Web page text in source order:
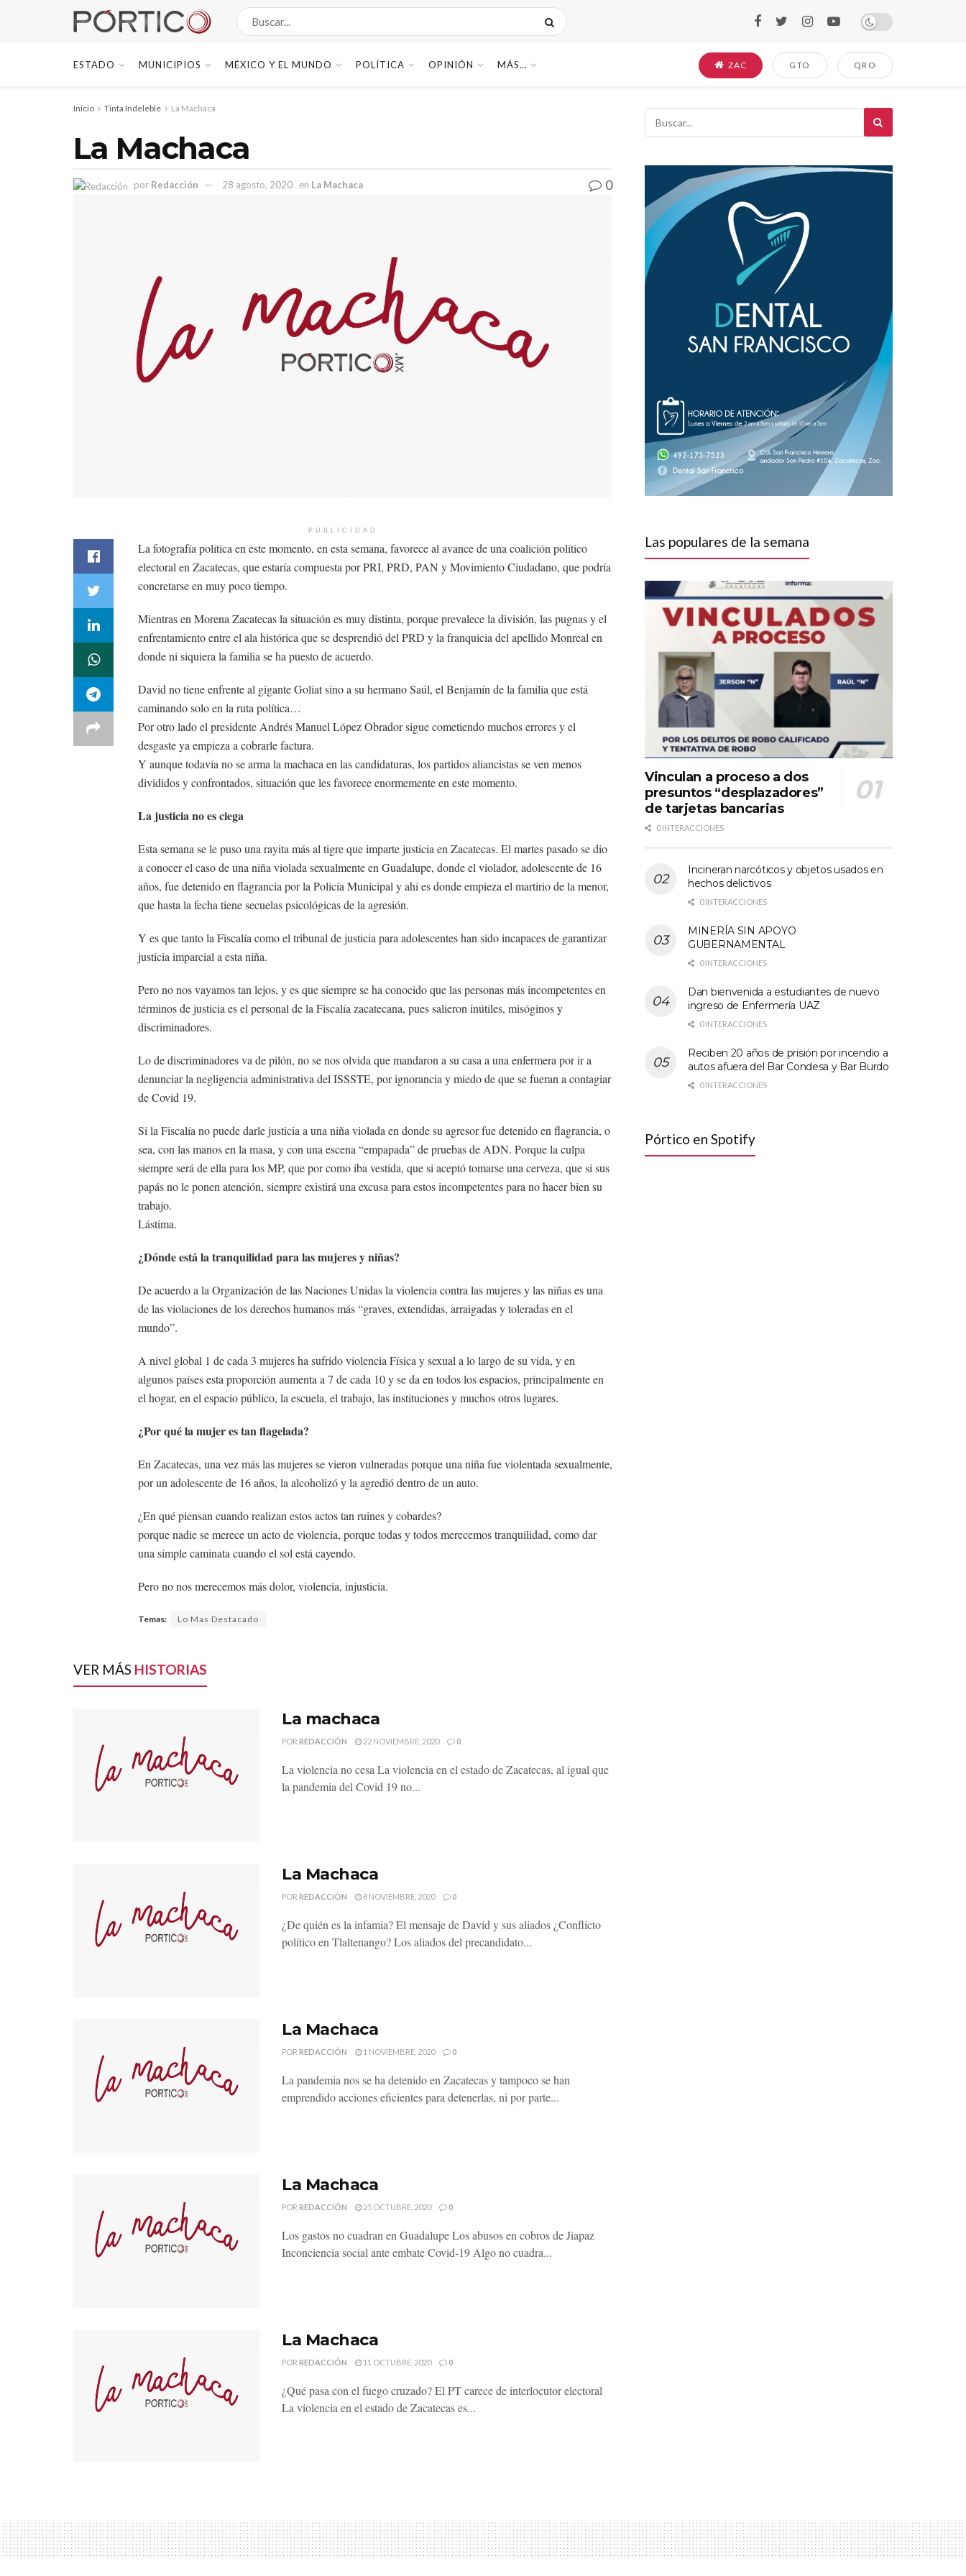
ESTADO MUNICIPIOS MÉXICO Y EL MUNDO POLÍTICA OPINIÓN MÁS… ZAC GTO QRO
Inicio Tinta Indeleble La Machaca
La Machaca
por Redacción 28 agosto, 2020 en La Machaca 0
PUBLICIDAD
La fotografía política en este momento, en esta semana, favorece al avance de una coalición político
electoral en Zacatecas, que estaría compuesta por PRI, PRD, PAN y Movimiento Ciudadano, que podría
concretarse en muy poco tiempo.
Mientras en Morena Zacatecas la situación es muy distinta, porque prevalece la división, las pugnas y el
enfrentamiento entre el ala histórica que se desprendió del PRD y la franquicia del apellido Monreal en
donde ni siquiera la familia se ha puesto de acuerdo.
David no tiene enfrente al gigante Goliat sino a su hermano Saúl, el Benjamín de la familia que está
caminando solo en la ruta política…
Por otro lado el presidente Andrés Manuel López Obrador sigue cometiendo muchos errores y el
desgaste ya empieza a cobrarle factura.
Y aunque todavía no se arma la machaca en las candidaturas, los partidos aliancistas se ven menos
divididos y confrontados, situación que les favorece enormemente en este momento.
La justicia no es ciega
Esta semana se le puso una rayita más al tigre que imparte justicia en Zacatecas. El martes pasado se dio
a conocer el caso de una niña violada sexualmente en Guadalupe, donde el violador, adolescente de 16
años, fue detenido en flagrancia por la Policía Municipal y ahí es donde empieza el martirio de la menor,
que hasta la fecha tiene secuelas psicológicas de la agresión.
Y es que tanto la Fiscalía como el tribunal de justicia para adolescentes han sido incapaces de garantizar
justicia imparcial a esta niña.
Pero no nos vayamos tan lejos, y es que siempre se ha conocido que las personas más incompetentes en
términos de justicia es el personal de la Fiscalía zacatecana, pues salieron inútiles, misóginos y
discriminadores.
Lo de discriminadores va de pilón, no se nos olvida que mandaron a su casa a una enfermera por ir a
denunciar la negligencia administrativa del ISSSTE, por ignorancia y miedo de que se fueran a contagiar
de Covid 19.
Si la Fiscalía no puede darle justicia a una niña violada en donde su agresor fue detenido en flagrancia, o
sea, con las manos en la masa, y con una escena “empapada” de pruebas de ADN. Porque la culpa
siempre será de ella para los MP, que por como iba vestida, que si aceptó tomarse una cerveza, que si sus
papás no le ponen atención, siempre existirá una excusa para estos incompetentes para no hacer bien su
trabajo.
Lástima.
¿Dónde está la tranquilidad para las mujeres y niñas?
De acuerdo a la Organización de las Naciones Unidas la violencia contra las mujeres y las niñas es una
de las violaciones de los derechos humanos más “graves, extendidas, arraigadas y toleradas en el
mundo”.
A nivel global 1 de cada 3 mujeres ha sufrido violencia Física y sexual a lo largo de su vida, y en
algunos países esta proporción aumenta a 7 de cada 10 y se da en todos los espacios, principalmente en
el hogar, en el espacio público, la escuela, el trabajo, las instituciones y muchos otros lugares.
¿Por qué la mujer es tan flagelada?
En Zacatecas, una vez más las mujeres se vieron vulneradas porque una niña fue violentada sexualmente,
por un adolescente de 16 años, la alcoholizó y la agredió dentro de un auto.
¿En qué piensan cuando realizan estos actos tan ruines y cobardes?
porque nadie se merece un acto de violencia, porque todas y todos merecemos tranquilidad, como dar
una simple caminata cuando el sol está cayendo.
Pero no nos merecemos más dolor, violencia, injusticia.
Temas: Lo Mas Destacado
VER MÁS HISTORIAS
La machaca
POR REDACCIÓN 22 NOVIEMBRE, 2020 0
La violencia no cesa La violencia en el estado de Zacatecas, al igual que
la pandemia del Covid 19 no...
La Machaca
POR REDACCIÓN 8 NOVIEMBRE, 2020 0
¿De quién es la infamia? El mensaje de David y sus aliados ¿Conflicto
político en Tlaltenango? Los aliados del precandidato...
La Machaca
POR REDACCIÓN 1 NOVIEMBRE, 2020 0
La pandemia nos se ha detenido en Zacatecas y tampoco se han
emprendido acciones eficientes para detenerlas, ni por parte...
La Machaca
POR REDACCIÓN 25 OCTUBRE, 2020 0
Los gastos no cuadran en Guadalupe Los abusos en cobros de Jiapaz
Inconciencia social ante embate Covid-19 Algo no cuadra...
La Machaca
POR REDACCIÓN 11 OCTUBRE, 2020 0
¿Qué pasa con el fuego cruzado? El PT carece de interlocutor electoral
La violencia en el estado de Zacatecas es...
Las populares de la semana
Vinculan a proceso a dos
presuntos “desplazadores”
de tarjetas bancarias
0 INTERACCIONES
Incineran narcóticos y objetos usados en
hechos delictivos
0 INTERACCIONES
MINERÍA SIN APOYO
GUBERNAMENTAL
0 INTERACCIONES
Dan bienvenida a estudiantes de nuevo
ingreso de Enfermería UAZ
0 INTERACCIONES
Reciben 20 años de prisión por incendio a
autos afuera del Bar Condesa y Bar Burdo
0 INTERACCIONES
Pórtico en Spotify